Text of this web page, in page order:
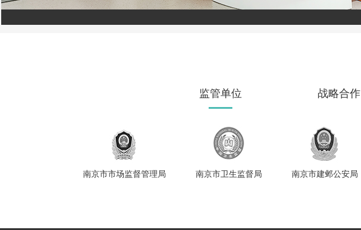
监管单位 战略合作
南京市市场监督管理局 南京市卫生监督局 南京市建邺公安局